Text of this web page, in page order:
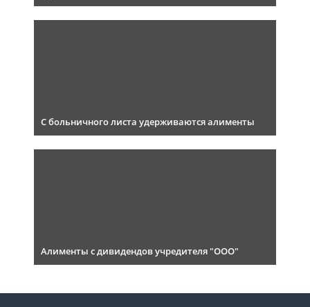
С больничного листа удерживаются алименты
Алименты с дивидендов учредителя "ООО"